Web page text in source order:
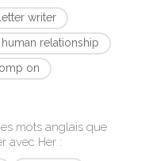
letter writer
human relationship
on
mots anglais que
avec Her :